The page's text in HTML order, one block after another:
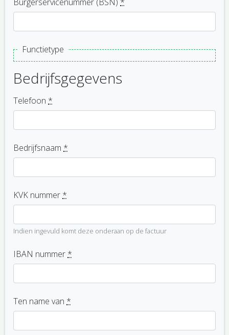
Functietype
Bedrijfsgegevens
Telefoon *
Bedrijfsnaam *
KVK nummer *
Indien ingevuld komt deze onderaan op de factuur
IBAN nummer *
Ten name van *